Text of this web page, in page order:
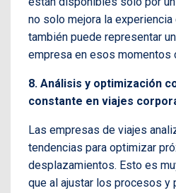
no solo mejora la
también puede representar
empresa en esos momentos
8. Análisis y optimización
constante en viajes
Las empresas de viajes
tendencias para optimizar
desplazamientos. Esto es
que al ajustar los procesos y